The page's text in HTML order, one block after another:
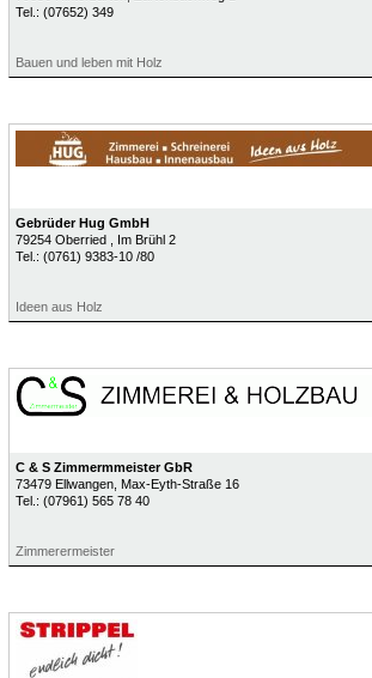
Tel.: (07652) 349
Bauen und leben mit Holz
Gebrüder Hug GmbH
79254 Oberried
, Im Brühl 2
Tel.: (0761) 9383-10 /80
Ideen aus Holz
C & S Zimmermmeister GbR
73479 Ellwangen, Max-Eyth-Straße 16
Tel.: (07961) 565 78 40
Zimmerermeister